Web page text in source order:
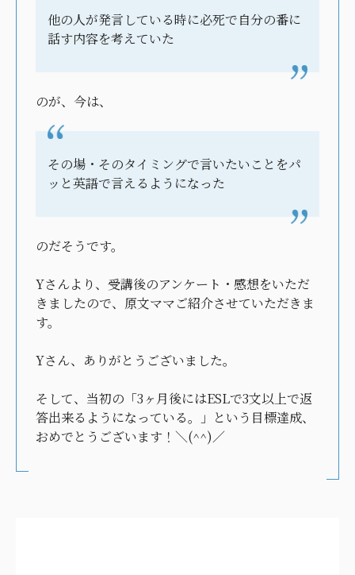
他の人が発言している時に必死で自分の番に
話す内容を考えていた
のが、今は、
その場・そのタイミングで言いたいことをパ
ッと英語で言えるようになった
のだそうです。
Yさんより、受講後のアンケート・感想をいただ
きましたので、原文ママご紹介させていただきま
す。
Yさん、ありがとうございました。
そして、当初の「3ヶ月後にはESLで3文以上で返
答出来るようになっている。」という目標達成、
おめでとうございます！＼(^^)／